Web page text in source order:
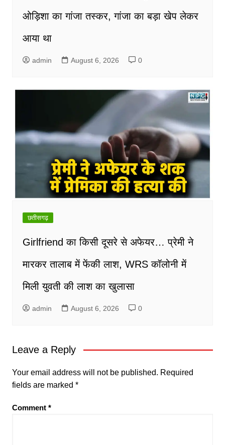
ओड़िशा का गांजा तस्कर, गांजा का बड़ा खेप लेकर
आया था
admin August 6, 2026 0
छतीसगढ़
Girlfriend का किसी दूसरे से अफेयर… प्रेमी ने
मारकर तालाब में फेंकी लाश, WRS कॉलोनी में
मिली युवती की लाश का खुलासा
admin August 6, 2026 0
Leave a Reply
Your email address will not be published. Required
fields are marked *
Comment *